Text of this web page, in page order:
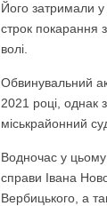
Його затримали
строк покарання
волі.
Обвинувальний
2021 році, однак
міськрайонний
Водночас у
справи Івана
Вербицького, а